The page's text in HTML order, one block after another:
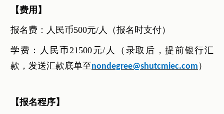
【费用】
报名费：人民币500元/人（报名时支付）
学费：人民币21500元/人
（录取后，提前银行汇
款，发送汇款底单至nondegree@shutcmiec.com ）
【报名程序】